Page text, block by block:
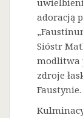
adoracją
Sióstr
modlitwa
zdroje
Faustynie.